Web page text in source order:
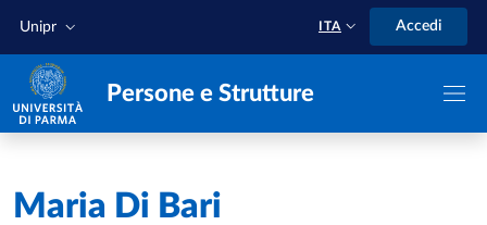
Unipr ITA Accedi
Persone e Strutture
Home /
Maria Di Bari